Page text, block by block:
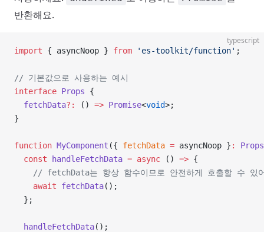
반환해요.
typescript
import { asyncNoop } from 'es-toolkit/function' ;
// 기본값으로 사용하는 예시
interface Props {
  fetchData
?: () => Promise<void>;
}
function MyComponent ({ fetchData = asyncNoop } :
Props
  const
handleFetchData = async () => {
// fetchData는 항상 함수이므로 안전하게 호출할 수 있
    await
fetchData();
  };
  handleFetchData
();